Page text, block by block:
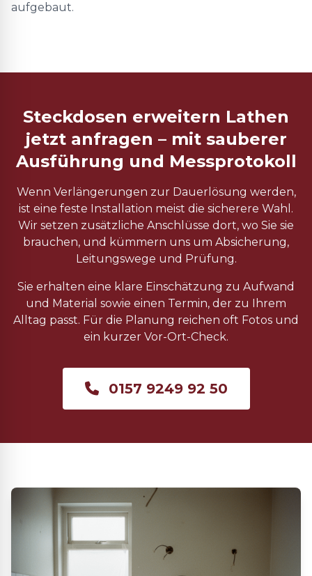
aufgebaut.
Steckdosen erweitern Lathen
jetzt anfragen – mit sauberer
Ausführung und Messprotokoll
Wenn Verlängerungen zur Dauerlösung werden,
ist eine feste Installation meist die sicherere Wahl.
Wir setzen zusätzliche Anschlüsse dort, wo Sie sie
brauchen, und kümmern uns um Absicherung,
Leitungswege und Prüfung.
Sie erhalten eine klare Einschätzung zu Aufwand
und Material sowie einen Termin, der zu Ihrem
Alltag passt. Für die Planung reichen oft Fotos und
ein kurzer Vor-Ort-Check.
0157 9249 92 50